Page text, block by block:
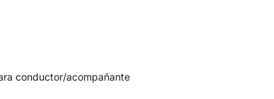
conductor/acompañante